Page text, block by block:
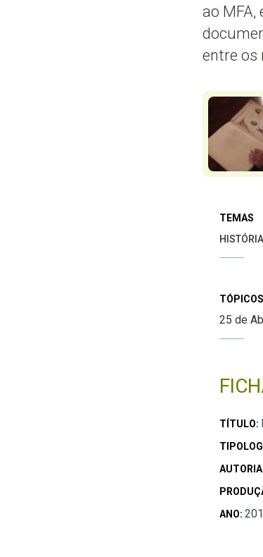
ao
entre os
TEMAS
HISTÓRIA
TÓPICOS
25 de
TÍTULO:
ANO: